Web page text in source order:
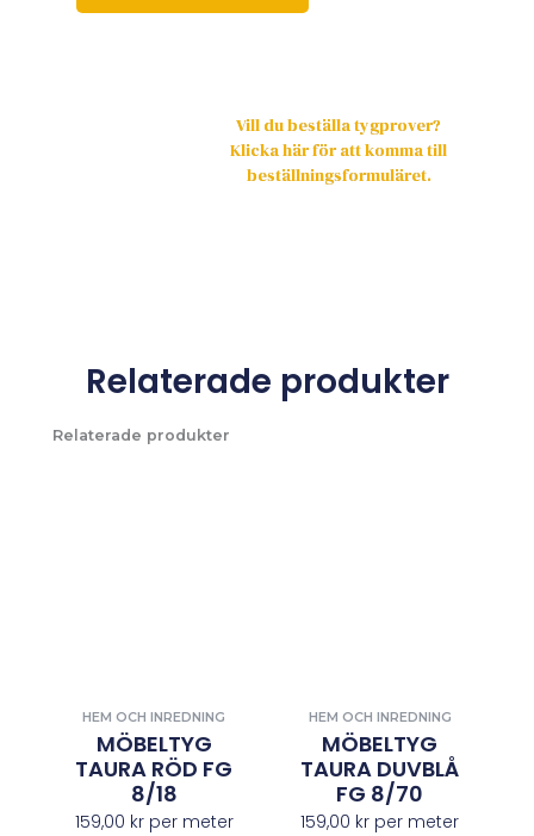
Vill du beställa tygprover?
Klicka här för att komma till
beställningsformuläret.
Relaterade produkter
Relaterade produkter
HEM OCH INREDNING
MÖBELTYG
TAURA RÖD FG
8/18
159,00 krper meter
HEM OCH INREDNING
MÖBELTYG
TAURA DUVBLÅ
FG 8/70
159,00 kr per meter